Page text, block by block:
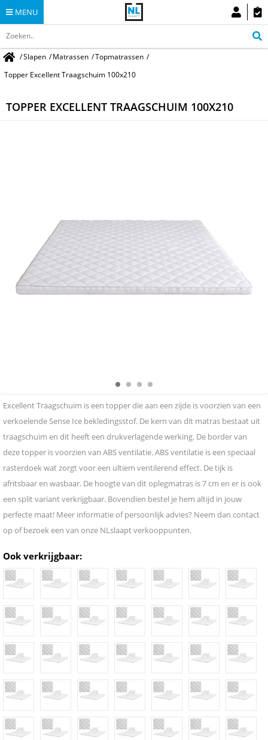
MENU
/Slapen /Matrassen /Topmatrassen /
Topper Excellent Traagschuim 100x210
TOPPER EXCELLENT TRAAGSCHUIM 100X210
Excellent Traagschuim is een topper die aan een zijde is voorzien van een
verkoelende Sense Ice bekledingsstof. De kern van dit matras bestaat uit
traagschuim en dit heeft een drukverlagende werking. De border van
deze topper is voorzien van ABS ventilatie. ABS ventilatie is een speciaal
rasterdoek wat zorgt voor een ultiem ventilerend effect. De tijk is
afritsbaar en wasbaar. De hoogte van dit oplegmatras is 7 cm en er is ook
een split variant verkrijgbaar. Bovendien bestel je hem altijd in jouw
perfecte maat! Meer informatie of persoonlijk advies? Neem dan contact
op of bezoek een van onze NLslaapt verkooppunten.
Ook verkrijgbaar: